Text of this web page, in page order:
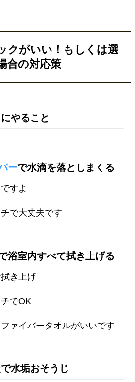
クがいい！もしくは選
合の対応策
やること
ーで水滴を落としまくる
すよ
で大丈夫です
浴室内すべて拭き上げる
き上げ
でOK
ァイバータオルがいいです
水垢おそうじ